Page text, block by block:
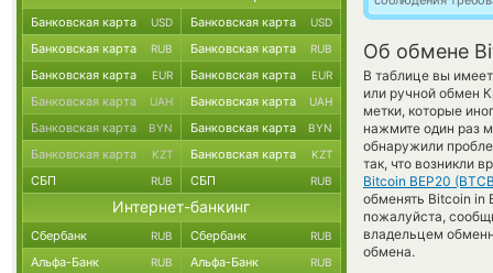
Об обмене
В таблице вы
или ручной обмен
метки, которые
нажмите один раз
обнаружили
так, что возникли
Bitcoin BEP20
обменять Bitcoin in
пожалуйста,
владельцем
обмена.
Банковская карта USD Банковская карта USD
Банковская карта RUB Банковская карта RUB
Банковская карта EUR Банковская карта EUR
Банковская карта UAH Банковская карта UAH
Банковская карта BYN Банковская карта BYN
Банковская карта KZT Банковская карта KZT
СБП RUB СБП RUB
Интернет-банкинг
Сбербанк RUB Сбербанк RUB
Альфа-Банк RUB Альфа-Банк RUB